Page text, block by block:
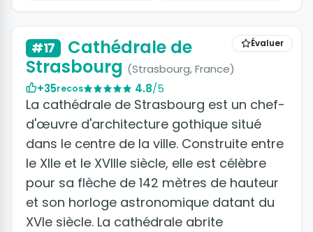
Évaluer
#17
Cathédrale de
Strasbourg (Strasbourg, France)
+35recos 4.8/5
La cathédrale de Strasbourg est un chef-
d'œuvre d'architecture gothique situé
dans le centre de la ville. Construite entre
le XIIe et le XVIIIe siècle, elle est célèbre
pour sa flèche de 142 mètres de hauteur
et son horloge astronomique datant du
XVIe siècle. La cathédrale abrite